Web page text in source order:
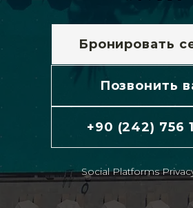
Бронировать
Позвонить
+90 (242) 756
Social Platforms